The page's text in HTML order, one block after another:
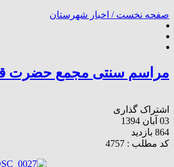
صفحه نخست / اخبار شهرستان
مراسم سنتی مجمع حضرت
اشتراک گذاری
03 آبان 1394
864 بازدید
کد مطلب : 4757